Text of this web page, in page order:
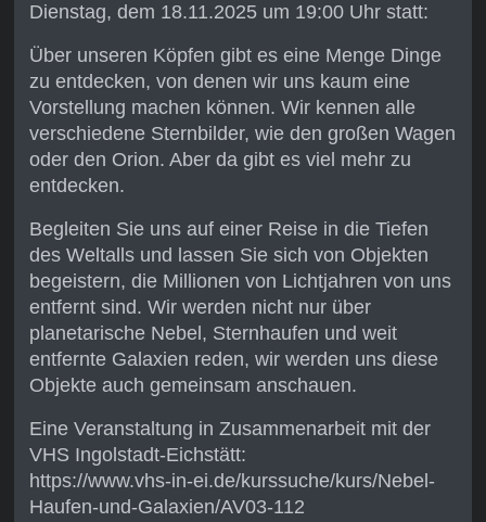
Dienstag, dem 18.11.2025 um 19:00 Uhr statt:
Über unseren Köpfen gibt es eine Menge Dinge
zu entdecken, von denen wir uns kaum eine
Vorstellung machen können. Wir kennen alle
verschiedene Sternbilder, wie den großen Wagen
oder den Orion. Aber da gibt es viel mehr zu
entdecken.
Begleiten Sie uns auf einer Reise in die Tiefen
des Weltalls und lassen Sie sich von Objekten
begeistern, die Millionen von Lichtjahren von uns
entfernt sind. Wir werden nicht nur über
planetarische Nebel, Sternhaufen und weit
entfernte Galaxien reden, wir werden uns diese
Objekte auch gemeinsam anschauen.
Eine Veranstaltung in Zusammenarbeit mit der
VHS Ingolstadt-Eichstätt:
https://www.vhs-in-ei.de/kurssuche/kurs/Nebel-
Haufen-und-Galaxien/AV03-112